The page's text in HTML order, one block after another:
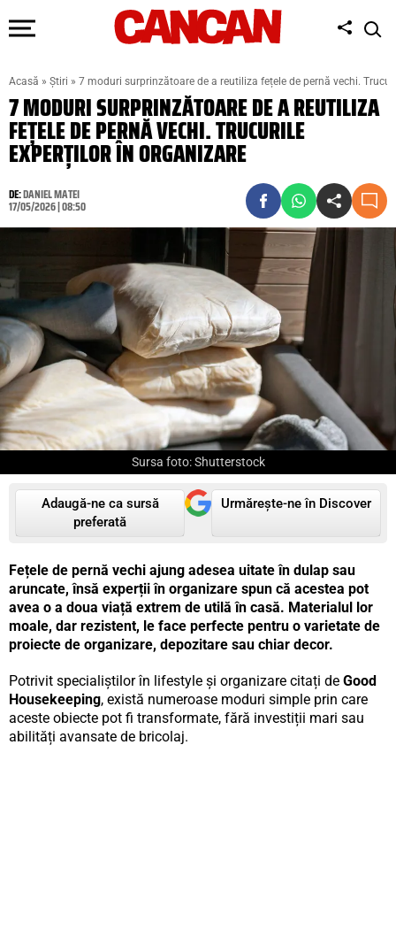
Acasă » Știri » 7 moduri surprinzătoare de a reutiliza fețele de pernă vechi.
7 MODURI SURPRINZĂTOARE DE A REUTILIZA
FEȚELE DE PERNĂ VECHI. TRUCURILE
EXPERȚILOR ÎN ORGANIZARE
DE:DANIEL MATEI
17/05/2026 | 08:50
Sursa foto: Shutterstock
Adaugă-ne ca sursă
preferată
Urmărește-ne în Discover
Fețele de pernă vechi ajung adesea uitate în dulap sau
aruncate, însă experții în organizare spun că acestea pot
avea o a doua viață extrem de utilă în casă. Materialul lor
moale, dar rezistent, le face perfecte pentru o varietate de
proiecte de organizare, depozitare sau chiar decor.
Potrivit specialiștilor în lifestyle și organizare citați de Good
Housekeeping, există numeroase moduri simple prin care
aceste obiecte pot fi transformate, fără investiții mari sau
abilități avansate de bricolaj.